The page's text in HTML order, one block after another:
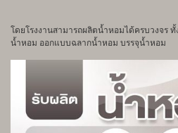
โดยโรงงานสามารถผลิตน้ำหอมได้ครบวงจร
น้ำหอม ออกแบบฉลากน้ำหอม บรรจุน้ำหอม